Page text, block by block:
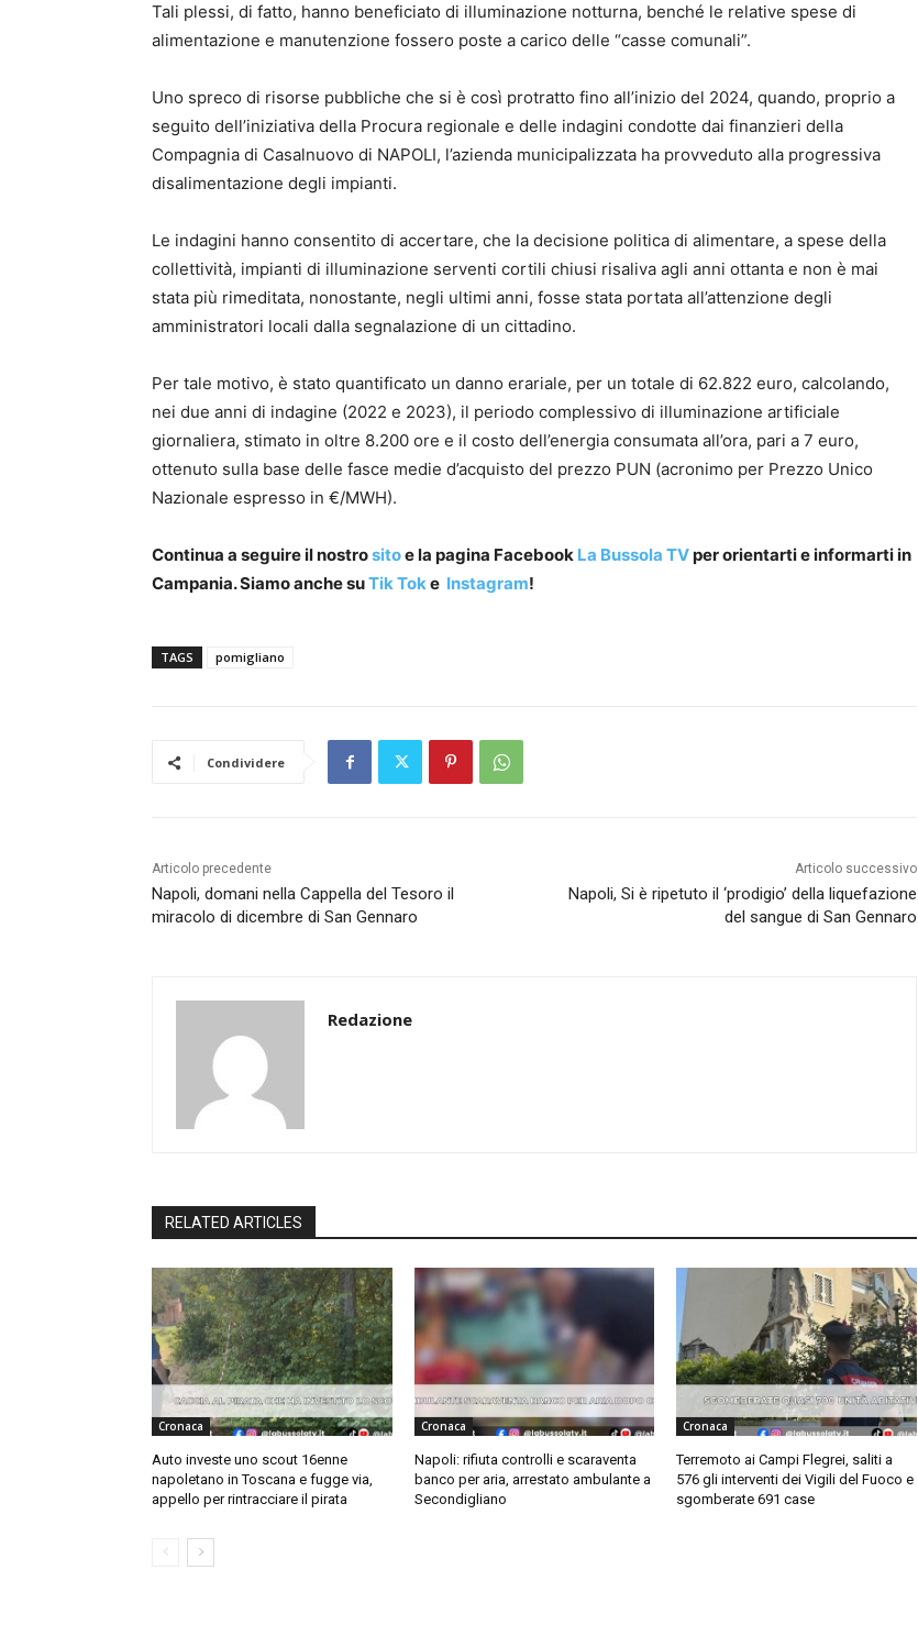
Tali plessi, di fatto, hanno beneficiato di illuminazione notturna, benché le relative spese di
alimentazione e manutenzione fossero poste a carico delle “casse comunali”.
Uno spreco di risorse pubbliche che si è così protratto fino all’inizio del 2024, quando, proprio a
seguito dell’iniziativa della Procura regionale e delle indagini condotte dai finanzieri della
Compagnia di Casalnuovo di NAPOLI, l’azienda municipalizzata ha provveduto alla progressiva
disalimentazione degli impianti.
Le indagini hanno consentito di accertare, che la decisione politica di alimentare, a spese della
collettività, impianti di illuminazione serventi cortili chiusi risaliva agli anni ottanta e non è mai
stata più rimeditata, nonostante, negli ultimi anni, fosse stata portata all’attenzione degli
amministratori locali dalla segnalazione di un cittadino.
Per tale motivo, è stato quantificato un danno erariale, per un totale di 62.822 euro, calcolando,
nei due anni di indagine (2022 e 2023), il periodo complessivo di illuminazione artificiale
giornaliera, stimato in oltre 8.200 ore e il costo dell’energia consumata all’ora, pari a 7 euro,
ottenuto sulla base delle fasce medie d’acquisto del prezzo PUN (acronimo per Prezzo Unico
Nazionale espresso in €/MWH).
Continua a seguire il nostrositoe la pagina Facebook La Bussola TVper orientarti e informarti in
Campania. Siamo anche suTik Toke Instagram!
TAGS pomigliano
Condividere
Articolo precedente
Napoli, domani nella Cappella del Tesoro il
miracolo di dicembre di San Gennaro
Articolo successivo
Napoli, Si è ripetuto il ‘prodigio’ della liquefazione
del sangue di San Gennaro
Redazione
RELATED ARTICLES
Cronaca
Auto investe uno scout 16enne
napoletano in Toscana e fugge via,
appello per rintracciare il pirata
Cronaca
Napoli: rifiuta controlli e scaraventa
banco per aria, arrestato ambulante a
Secondigliano
Cronaca
Terremoto ai Campi Flegrei, saliti a
576 gli interventi dei Vigili del Fuoco e
sgomberate 691 case